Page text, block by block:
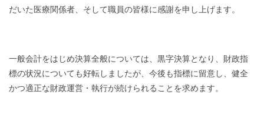
だいた医療関係者、そして職員の皆様に感謝を申し上げます。
一般会計をはじめ決算全般については、黒字決算となり、財政指
標の状況についても好転しましたが、今後も指標に留意し、健全
かつ適正な財政運営・執行が続けられることを求めます。